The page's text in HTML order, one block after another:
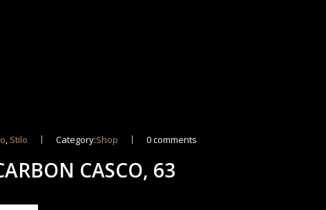
, Stilo Category:Shop 0 comments
CASCO, 63